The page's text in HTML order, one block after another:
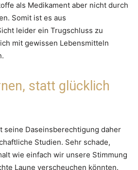
als Medikament aber nicht durch
Somit ist es aus
leider ein Trugschluss zu
mit gewissen Lebensmitteln
statt glücklich
seine Daseinsberechtigung daher
Studien. Sehr schade,
wie einfach wir unsere Stimmung
Laune verscheuchen könnten.